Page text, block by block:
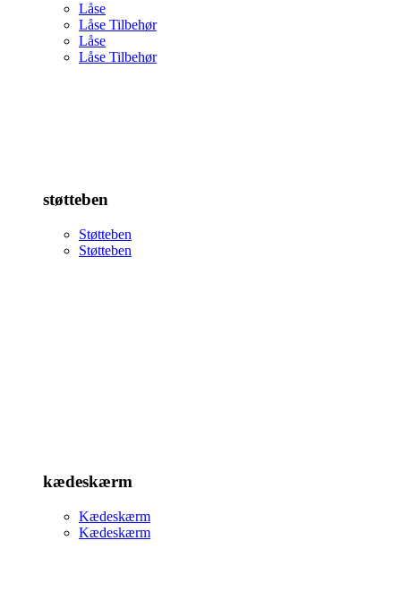
Låse
Låse Tilbehør
Låse
Låse Tilbehør
støtteben
Støtteben
Støtteben
kædeskærm
Kædeskærm
Kædeskærm